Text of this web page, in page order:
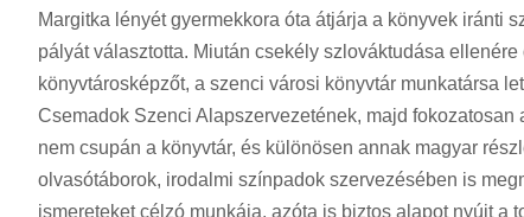
Margitka lényét gyermekkora óta átjárja a könyvek iránti
pályát választotta. Miután csekély szlováktudása
könyvtárosképzőt, a szenci városi könyvtár munkatársa
Csemadok Szenci Alapszervezetének, majd
nem csupán a könyvtár, és különösen annak magyar
olvasótáborok, irodalmi színpadok szervezésében is
ismereteket célzó munkája, azóta is biztos alapot nyújt a